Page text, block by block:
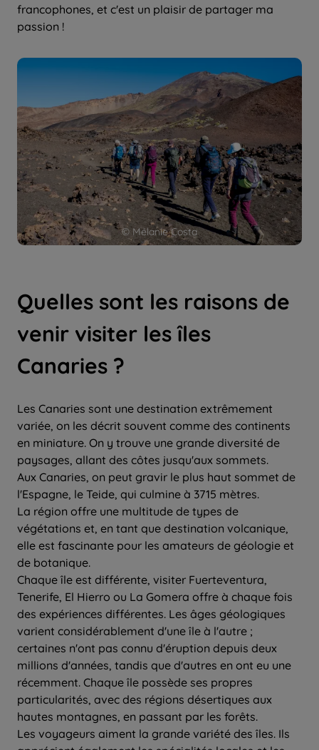
© Mélanie Costa
francophones, et c'est un plaisir de partager ma
passion !
Quelles sont les raisons de
venir visiter les îles
Canaries ?
Les Canaries sont une destination extrêmement
variée, on les décrit souvent comme des continents
en miniature. On y trouve une grande diversité de
paysages, allant des côtes jusqu'aux sommets.
Aux Canaries, on peut gravir le plus haut sommet de
l'Espagne, le Teide, qui culmine à 3715 mètres.
La région offre une multitude de types de
végétations et, en tant que destination volcanique,
elle est fascinante pour les amateurs de géologie et
de botanique.
Chaque île est différente, visiter Fuerteventura,
Tenerife, El Hierro ou La Gomera offre à chaque fois
des expériences différentes. Les âges géologiques
varient considérablement d'une île à l'autre ;
certaines n'ont pas connu d'éruption depuis deux
millions d'années, tandis que d'autres en ont eu une
récemment. Chaque île possède ses propres
particularités, avec des régions désertiques aux
hautes montagnes, en passant par les forêts.
Les voyageurs aiment la grande variété des îles. Ils